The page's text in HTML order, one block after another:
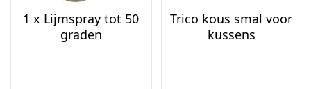
1 x Lijmspray tot 50
graden
Trico kous smal voor
kussens